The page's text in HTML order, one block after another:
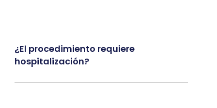
¿El procedimiento requiere
hospitalización?